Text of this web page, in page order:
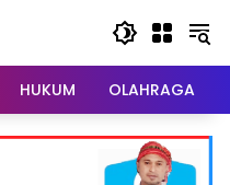
HUKUM OLAHRAGA